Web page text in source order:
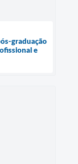
graduação
e